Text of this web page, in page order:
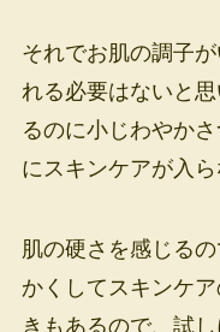
それでお肌の調子
れる必要はないと
るのに小じわやか
にスキンケアが入
肌の硬さを感じる
かくしてスキンケ
きもあるので、試